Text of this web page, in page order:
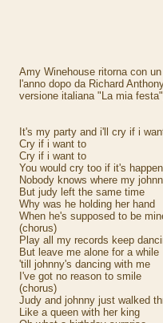
Amy Winehouse ritorna con
l'anno dopo da Richard
versione italiana "La mia
It's my party and i'll cry if i
Cry if i want to
Cry if i want to
You would cry too if it's
Nobody knows where my
But judy left the same time
Why was he holding her hand
When he's supposed to be
(chorus)
Play all my records keep
But leave me alone for a while
'till johnny's dancing with me
I've got no reason to smile
(chorus)
Judy and johnny just walked
Like a queen with her king